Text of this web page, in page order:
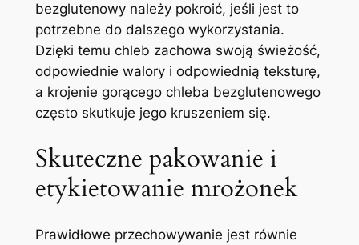
bezglutenowy należy pokroić, jeśli jest to
potrzebne do dalszego wykorzystania.
Dzięki temu chleb zachowa swoją świeżość,
odpowiednie walory i odpowiednią teksturę,
a krojenie gorącego chleba bezglutenowego
często skutkuje jego kruszeniem się.
Skuteczne pakowanie i
etykietowanie mrożonek
Prawidłowe przechowywanie jest równie